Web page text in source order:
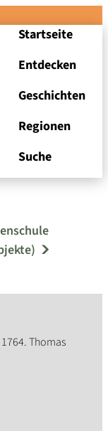
Startseite
Entdecken
Geschichten
Regionen
Suche
zu